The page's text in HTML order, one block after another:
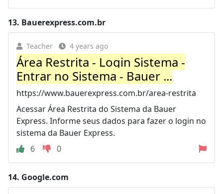
13. Bauerexpress.com.br
Teacher 4 years ago
Área Restrita - Login Sistema -
Entrar no Sistema - Bauer ...
https://www.bauerexpress.com.br/area-restrita
Acessar Área Restrita do Sistema da Bauer
Express. Informe seus dados para fazer o login no
sistema da Bauer Express.
6
0
14. Google.com